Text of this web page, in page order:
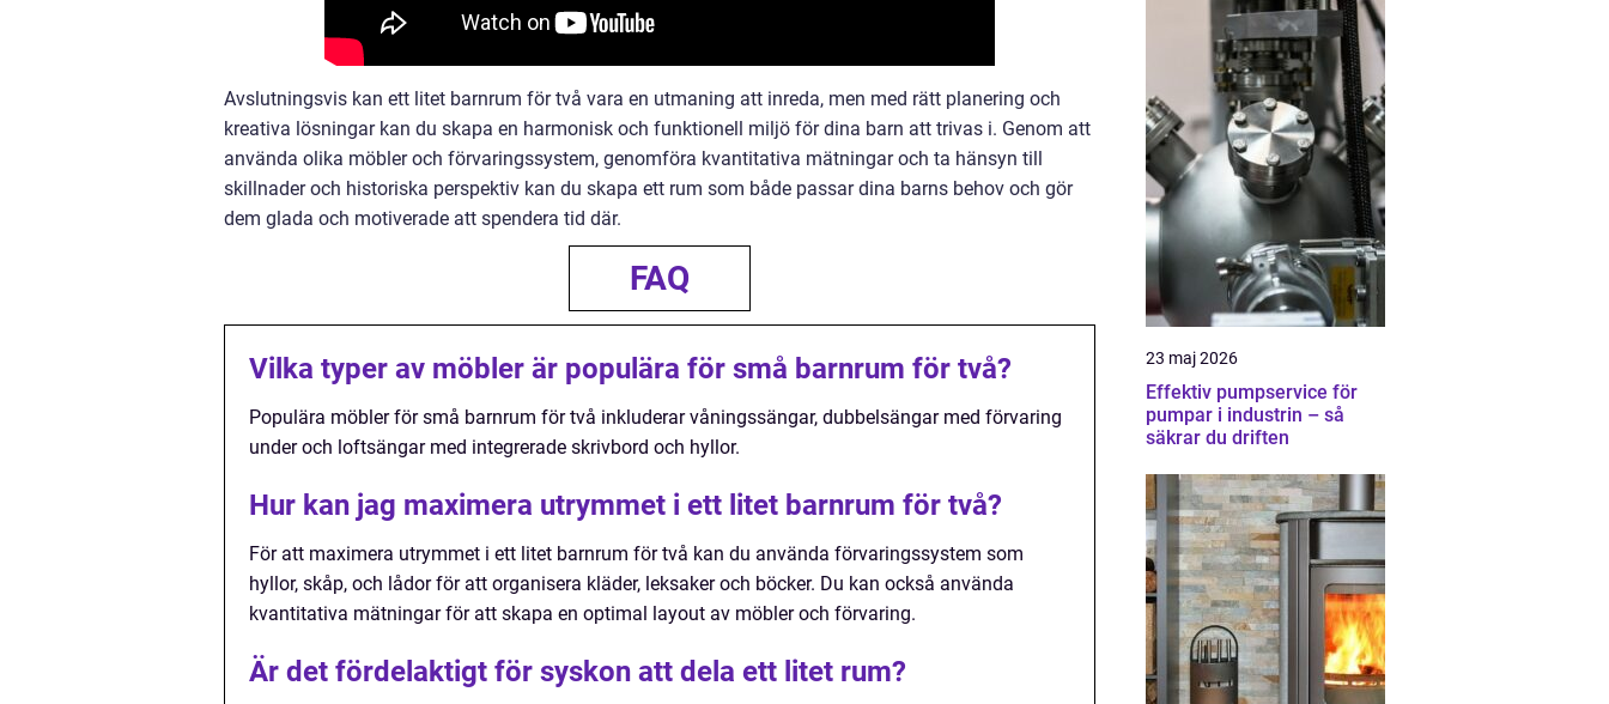
Avslutningsvis kan ett litet barnrum för två vara en utmaning att inreda, men med rätt planering och
kreativa lösningar kan du skapa en harmonisk och funktionell miljö för dina barn att trivas i. Genom att
använda olika möbler och förvaringssystem, genomföra kvantitativa mätningar och ta hänsyn till
skillnader och historiska perspektiv kan du skapa ett rum som både passar dina barns behov och gör
dem glada och motiverade att spendera tid där.
FAQ
Vilka typer av möbler är populära för små barnrum för två?
Populära möbler för små barnrum för två inkluderar våningssängar, dubbelsängar med förvaring
under och loftsängar med integrerade skrivbord och hyllor.
Hur kan jag maximera utrymmet i ett litet barnrum för två?
För att maximera utrymmet i ett litet barnrum för två kan du använda förvaringssystem som
hyllor, skåp, och lådor för att organisera kläder, leksaker och böcker. Du kan också använda
kvantitativa mätningar för att skapa en optimal layout av möbler och förvaring.
Är det fördelaktigt för syskon att dela ett litet rum?
23 maj 2026
Effektiv pumpservice för
pumpar i industrin – så
säkrar du driften